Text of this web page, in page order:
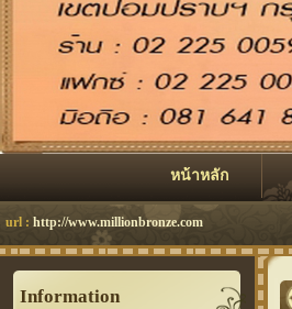
หน้าหลัก
url : http://www.millionbronze.com
Information